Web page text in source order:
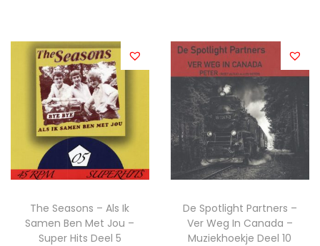
The Seasons – Als Ik
Samen Ben Met Jou –
Super Hits Deel 5
De Spotlight Partners –
Ver Weg In Canada –
Muziekhoekje Deel 10